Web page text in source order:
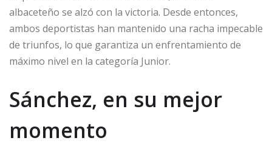
albaceteño se alzó con la victoria. Desde entonces,
ambos deportistas han mantenido una racha impecable
de triunfos, lo que garantiza un enfrentamiento de
máximo nivel en la categoría Junior.
Sánchez, en su mejor
momento